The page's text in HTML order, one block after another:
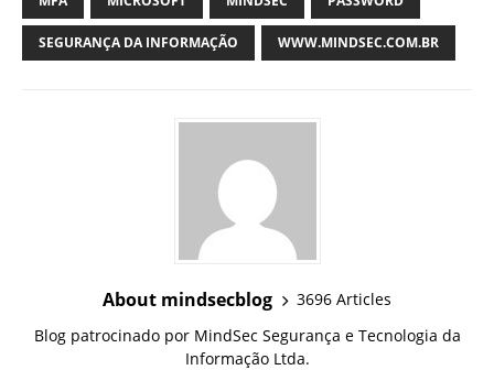
SEGURANÇA DA INFORMAÇÃO WWW.MINDSEC.COM.BR
About mindsecblog
3696 Articles
Blog patrocinado por MindSec Segurança e Tecnologia da
Informação Ltda.